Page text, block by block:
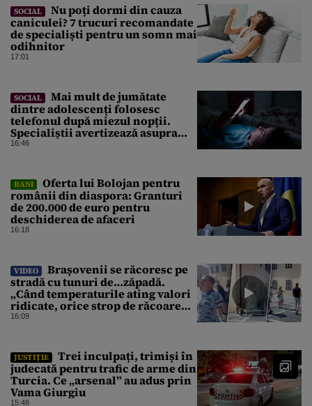
SOCIAL
Nu poți dormi din cauza
caniculei? 7 trucuri recomandate
de specialiști pentru un somn mai
odihnitor
17:01
SOCIAL
Mai mult de jumătate
dintre adolescenți folosesc
telefonul după miezul nopții.
Specialiștii avertizează asupra
efectelor
16:46
BANI
Oferta lui Bolojan pentru
românii din diaspora: Granturi
de 200.000 de euro pentru
deschiderea de afaceri
16:18
VIDEO
Brașovenii se răcoresc pe
stradă cu tunuri de…zăpadă.
„Când temperaturile ating valori
ridicate, orice strop de răcoare
contează!”
16:09
JUSTIȚIE
Trei inculpați, trimiși în
judecată pentru trafic de arme din
Turcia. Ce „arsenal” au adus prin
Vama Giurgiu
15:48